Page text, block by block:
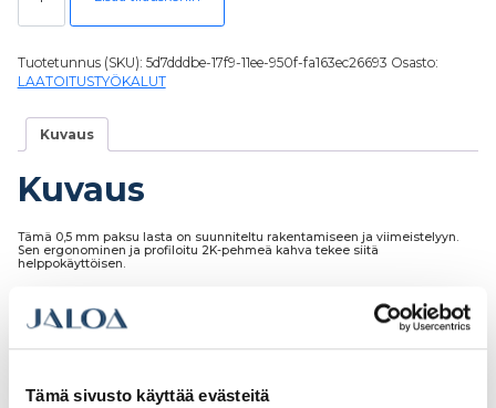
Tämä sivusto käyttää evästeitä
Tuotetunnus (SKU): 5d7dddbe-17f9-11ee-950f-fa163ec26693 Osasto:
LAATOITUSTYÖKALUT
Kuvaus
Kuvaus
Tämä 0,5 mm paksu lasta on suunniteltu rakentamiseen ja viimeistelyyn.
Sen ergonominen ja profiloitu 2K-pehmeä kahva tekee siitä
helppokäyttöisen.
Tutustu myös